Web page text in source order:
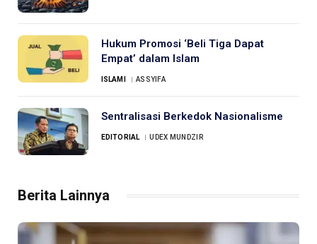
Hukum Promosi ‘Beli Tiga Dapat
Empat’ dalam Islam
ISLAMI ASSYIFA
Sentralisasi Berkedok Nasionalisme
EDITORIAL UDEX MUNDZIR
Berita Lainnya